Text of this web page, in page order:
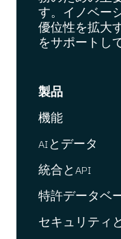
す。イノベー
優位性を拡大
をサポートし
製品
機能
AIとデータ
統合とAPI
特許データベ
セキュリティ